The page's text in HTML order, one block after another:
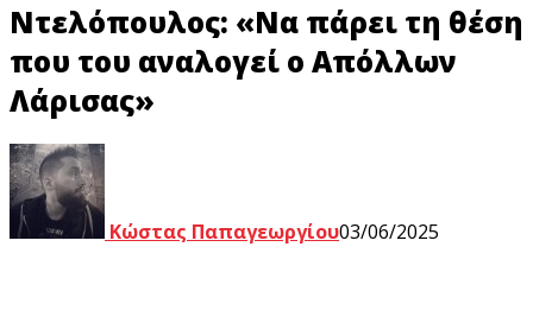
Ντελόπουλος: «Να πάρει τη θέση
που του αναλογεί ο Απόλλων
Λάρισας»
Κώστας Παπαγεωργίου03/06/2025